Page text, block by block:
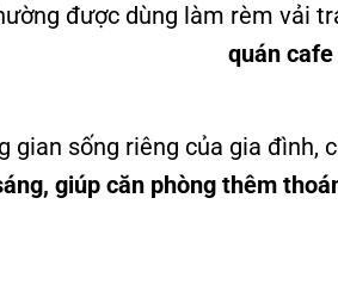
được dùng làm rèm vải
quán cafe
gian sống riêng của gia đình,
giúp căn phòng thêm